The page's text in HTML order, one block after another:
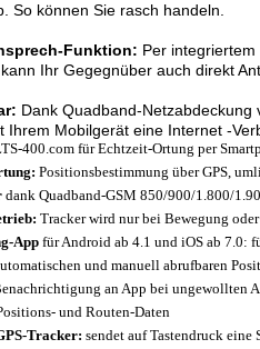
So können Sie rasch handeln.
Funktion: Per
Ihr Gegegnüber auch direkt
Dank Quadband-Netzabdeckung
Ihrem Mobilgerät eine Internet -
400.com für Echtzeit-Ortung per
Positionsbestimmung über GPS,
dank Quadband-GSM 850/900/1.800/
Tracker wird nur bei Bewegung
App für Android ab 4.1 und iOS ab 7.0:
und manuell abrufbaren
an App bei ungewollten
und Routen-Daten
Tracker: sendet auf Tastendruck